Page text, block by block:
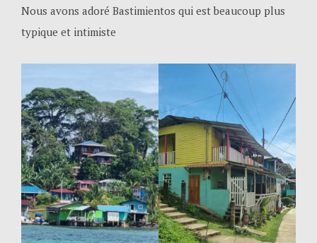
Nous avons adoré Bastimientos qui est beaucoup plus
typique et intimiste